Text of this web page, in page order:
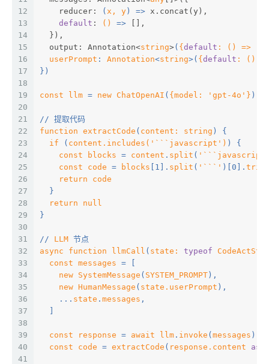
12
13
14
15
16
17
18
19
20
21
22
23
24
25
26
27
28
29
30
31
32
33
34
35
36
37
38
39
40
41
    reducer:
( x, y ) => x.concat(y),
default : () => [],
  }),
  output: Annotation<
string>( { default : ( ) =>
userPrompt : Annotation<string>( { default : ( )
})
const llm = new ChatOpenAI ( {model: 'gpt-4o'} )
// 提取代码
function extractCode ( content: string ) {
if ( content.includes( '```javascript' ) ) {
const
blocks = content . split (
const
code = blocks [1]. split ( '```' )[0]. trim
return
code
  }
return
null
}
// LLM 节点
async
function llmCall ( state: typeof
const messages = [
new SystemMessage ( SYSTEM_PROMPT ),
new HumanMessage ( state.userPrompt ),
    ...
state . messages ,
const response = await llm . invoke ( messages )
const
code = extractCode ( response.content as